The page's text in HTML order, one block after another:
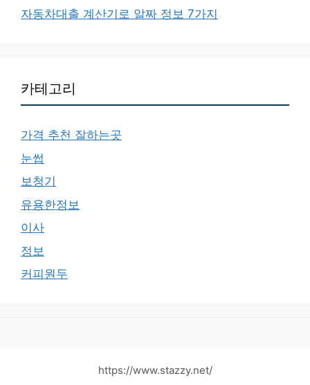
자동차대출 계산기로 알짜 정보 7가지
카테고리
가격 추천 잘하는곳
눈썹
보청기
유용한정보
이사
정보
커피원두
https://www.stazzy.net/